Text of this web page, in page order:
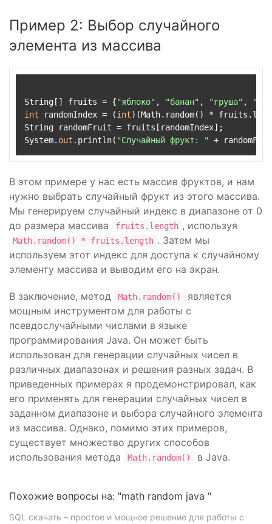
Пример 2: Выбор случайного
элемента из массива
String[] fruits = {"яблоко" , "банан" , "груша" ,
int randomIndex = (int)(Math.random() *
String randomFruit = fruits[randomIndex];
System. out .println( "Случайный фрукт: "
В этом примере у нас есть массив фруктов, и нам
нужно выбрать случайный фрукт из этого массива.
Мы генерируем случайный индекс в диапазоне от 0
до размера массива
fruits.length , используя
Math.random() * fruits.length . Затем мы
используем этот индекс для доступа к случайному
элементу массива и выводим его на экран.
В заключение, метод Math.random()
является
мощным инструментом для работы с
псевдослучайными числами в языке
программирования Java. Он может быть
использован для генерации случайных чисел в
различных диапазонах и решения разных задач. В
приведенных примерах я продемонстрировал, как
его применять для генерации случайных чисел в
заданном диапазоне и выбора случайного элемента
из массива. Однако, помимо этих примеров,
существует множество других способов
использования метода
Math.random() в Java.
Похожие вопросы на: "math random java "
SQL скачать – простое и мощное решение для работы с